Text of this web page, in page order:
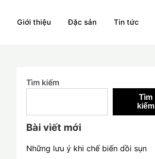
Giới thiệu Đặc sản Tin tức
Tìm kiếm
Tìm
kiếm
Bài viết mới
Những lưu ý khi chế biến dồi sụn